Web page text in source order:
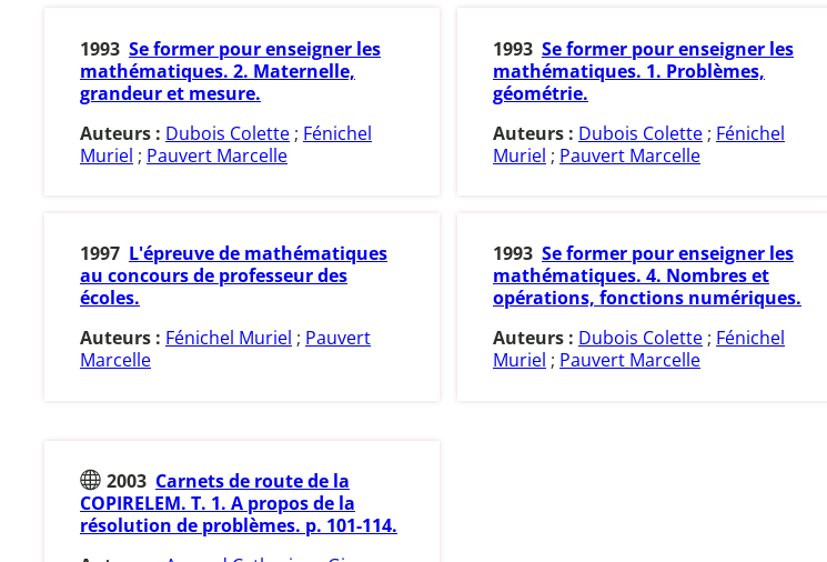
1993 Se former pour enseigner les
mathématiques. 2. Maternelle,
grandeur et mesure.
Auteurs : Dubois Colette ; Fénichel
Muriel ; Pauvert Marcelle
1993 Se former pour enseigner les
mathématiques. 1. Problèmes,
géométrie.
Auteurs : Dubois Colette ; Fénichel
Muriel ; Pauvert Marcelle
1997 L'épreuve de mathématiques
au concours de professeur des
écoles.
Auteurs : Fénichel Muriel ; Pauvert
Marcelle
1993 Se former pour enseigner les
mathématiques. 4. Nombres et
opérations, fonctions numériques.
Auteurs : Dubois Colette; Fénichel
Muriel ; Pauvert Marcelle
2003 Carnets de route de la
COPIRELEM. T. 1. A propos de la
résolution de problèmes. p. 101-114.